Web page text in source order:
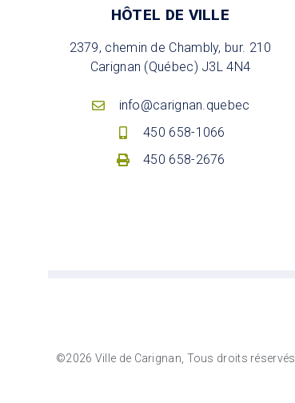
HÔTEL DE VILLE
2379, chemin de Chambly, bur. 210
Carignan (Québec) J3L 4N4
info@carignan.quebec
450 658-1066
450 658-2676
©2026 Ville de Carignan, Tous droits réservés